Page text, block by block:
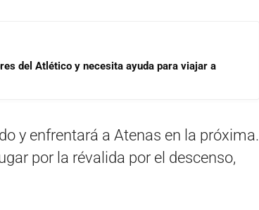
del Atlético y necesita ayuda para viajar a
y enfrentará a Atenas en la próxima.
por la révalida por el descenso,